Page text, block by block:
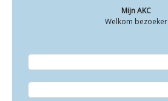
Mijn AKC
Welkom bezoeker